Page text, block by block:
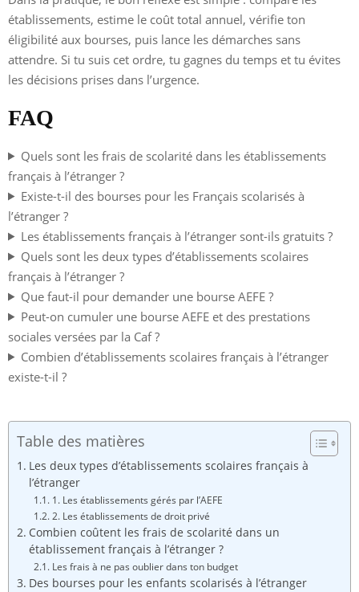
établissements, estime le coût total annuel, vérifie ton
éligibilité aux bourses, puis lance les démarches sans
attendre. Si tu suis cet ordre, tu gagnes du temps et tu évites
les décisions prises dans l’urgence.
FAQ
Quels sont les frais de scolarité dans les établissements
français à l’étranger ?
Existe-t-il des bourses pour les Français scolarisés à
l’étranger ?
Les établissements français à l’étranger sont-ils gratuits ?
Quels sont les deux types d’établissements scolaires
français à l’étranger ?
Que faut-il pour demander une bourse AEFE ?
Peut-on cumuler une bourse AEFE et des prestations
sociales versées par la Caf ?
Combien d’établissements scolaires français à l’étranger
existe-t-il ?
Table des matières
Les deux types d’établissements scolaires français à
l’étranger
1. Les établissements gérés par l’AEFE
2. Les établissements de droit privé
Combien coûtent les frais de scolarité dans un
établissement français à l’étranger ?
Les frais à ne pas oublier dans ton budget
Des bourses pour les enfants scolarisés à l’étranger